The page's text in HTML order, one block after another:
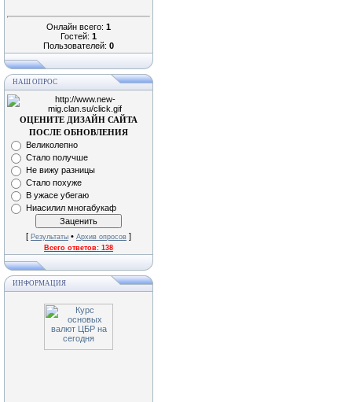
Онлайн всего: 1
Гостей: 1
Пользователей: 0
НАШ ОПРОС
ОЦЕНИТЕ ДИЗАЙН САЙТА
ПОСЛЕ ОБНОВЛЕНИЯ
Великолепно
Стало получше
Не вижу разницы
Стало похуже
В ужасе убегаю
Ниасилил многабукаф
[ Результаты • Архив опросов ]
Всего ответов: 138
ИНФОРМАЦИЯ